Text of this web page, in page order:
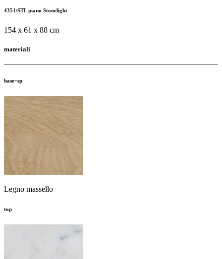
4351/STL piano Stonelight
154 x 61 x 88 cm
materiali
base+sp
Legno massello
top